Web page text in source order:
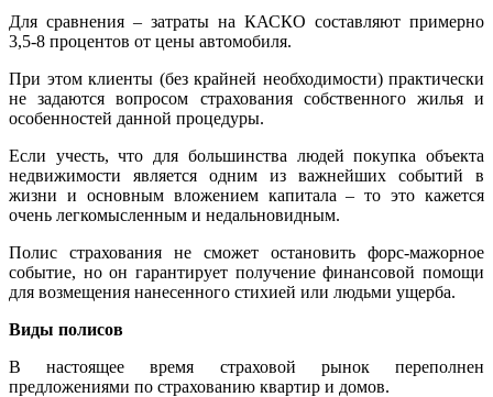
Для сравнения – затраты на КАСКО составляют примерно
3,5-8 процентов от цены автомобиля.
При этом клиенты (без крайней необходимости) практически
не задаются вопросом страхования собственного жилья и
особенностей данной процедуры.
Если учесть, что для большинства людей покупка объекта
недвижимости является одним из важнейших событий в
жизни и основным вложением капитала – то это кажется
очень легкомысленным и недальновидным.
Полис страхования не сможет остановить форс-мажорное
событие, но он гарантирует получение финансовой помощи
для возмещения нанесенного стихией или людьми ущерба.
Виды полисов
В настоящее время страховой рынок переполнен
предложениями по страхованию квартир и домов.